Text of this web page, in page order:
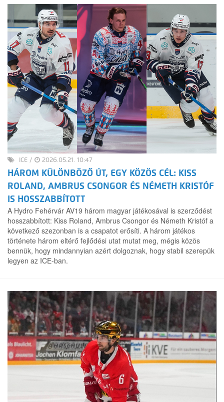
ICE / 2026.05.21. 10:47
HÁROM KÜLÖNBÖZŐ ÚT, EGY KÖZÖS CÉL: KISS
ROLAND, AMBRUS CSONGOR ÉS NÉMETH KRISTÓF
IS HOSSZABBÍTOTT
A Hydro Fehérvár AV19 három magyar játékosával is szerződést
hosszabbított: Kiss Roland, Ambrus Csongor és Németh Kristóf a
következő szezonban is a csapatot erősíti. A három játékos
története három eltérő fejlődési utat mutat meg, mégis közös
bennük, hogy mindannyian azért dolgoznak, hogy stabil szerepük
legyen az ICE-ban.